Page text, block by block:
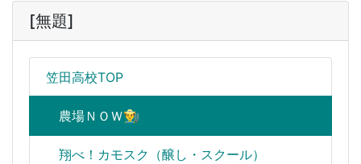
[無題]
笠田高校TOP
農場ＮＯＷ👨‍🌾
翔べ！カモスク（醸し・スクール）